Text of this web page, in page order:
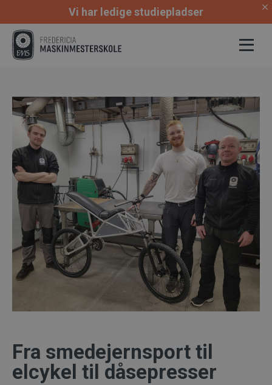
Vi har ledige studiepladser
Fra smedejernsport til
elcykel til dåsepresser